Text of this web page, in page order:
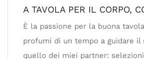
A TAVOLA PER IL CORPO,
È la passione per la buona
profumi di un tempo a guidare il
quello dei miei partner: